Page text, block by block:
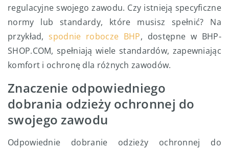
regulacyjne swojego zawodu. Czy istnieją specyficzne
normy lub standardy, które musisz spełnić? Na
przykład,spodnie robocze BHP, dostępne w BHP-
SHOP.COM, spełniają wiele standardów, zapewniając
komfort i ochronę dla różnych zawodów.
Znaczenie odpowiedniego
dobrania odzieży ochronnej do
swojego zawodu
Odpowiednie dobranie odzieży ochronnej do